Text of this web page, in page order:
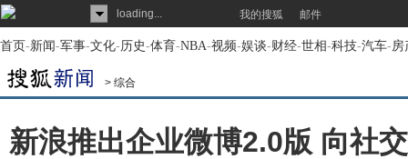
loading... 我的搜狐 邮件
首页-新闻-军事-文化-历史-体育-NBA-视频-娱谈-财经-世相-科技-汽车-房
> 综合
新浪推出企业微博2.0版 向社